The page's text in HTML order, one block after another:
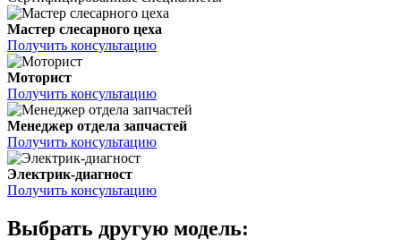
Мастер слесарного цеха
Получить консультацию
Моторист
Получить консультацию
Менеджер отдела запчастей
Получить консультацию
Электрик-диагност
Получить консультацию
Выбрать другую модель: